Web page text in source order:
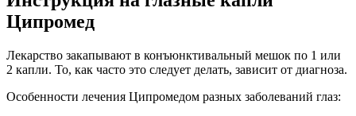
Ципромед
Лекарство закапывают в конъюнктивальный мешок по 1 или
2 капли. То, как часто это следует делать, зависит от диагноза.
Особенности лечения Ципромедом разных заболеваний глаз: